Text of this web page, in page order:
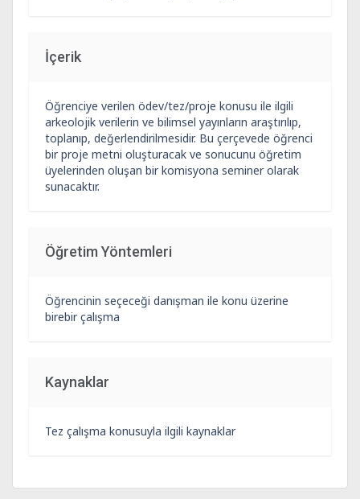
İçerik
Öğrenciye verilen ödev/tez/proje konusu ile ilgili
arkeolojik verilerin ve bilimsel yayınların araştırılıp,
toplanıp, değerlendirilmesidir. Bu çerçevede öğrenci
bir proje metni oluşturacak ve sonucunu öğretim
üyelerinden oluşan bir komisyona seminer olarak
sunacaktır.
Öğretim Yöntemleri
Öğrencinin seçeceği danışman ile konu üzerine
birebir çalışma
Kaynaklar
Tez çalışma konusuyla ilgili kaynaklar